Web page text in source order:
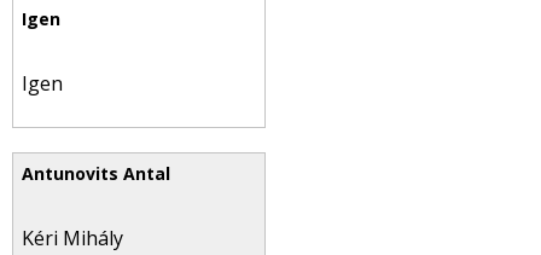
Igen
Kéri Mihály